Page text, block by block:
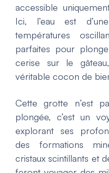
accessible
Ici, l’eau est
températures
parfaites pour
cerise sur le
véritable cocon de
Cette grotte n’est
plongée, c’est un
explorant ses
des formations
cristaux scintillants et